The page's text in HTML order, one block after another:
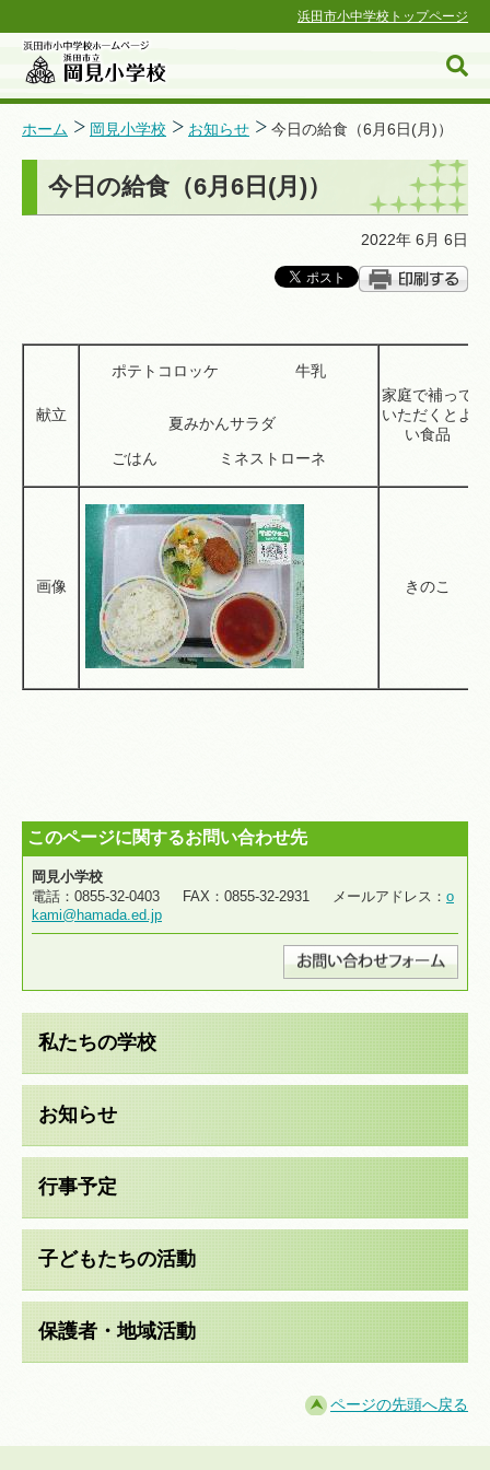
浜田市小中学校トップページ
浜田市小中学校ホームページ
ホーム 岡見小学校 お知らせ 今日の給食（6月6日(月)）
今日の給食（6月6日(月)）
2022年 6月 6日
献立
ポテトコロッケ 牛乳
夏みかんサラダ
ごはん ミネストローネ
家庭で補って
いただくとよ
い食品
画像 きのこ
このページに関するお問い合わせ先
岡見小学校
電話：0855-32-0403 FAX：0855-32-2931 メールアドレス： o
kami@hamada.ed.jp
私たちの学校
お知らせ
行事予定
子どもたちの活動
保護者・地域活動
ページの先頭へ戻る